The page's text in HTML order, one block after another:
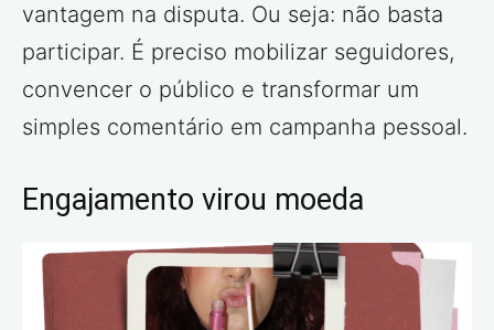
vantagem na disputa. Ou seja: não basta
participar. É preciso mobilizar seguidores,
convencer o público e transformar um
simples comentário em campanha pessoal.
Engajamento virou moeda